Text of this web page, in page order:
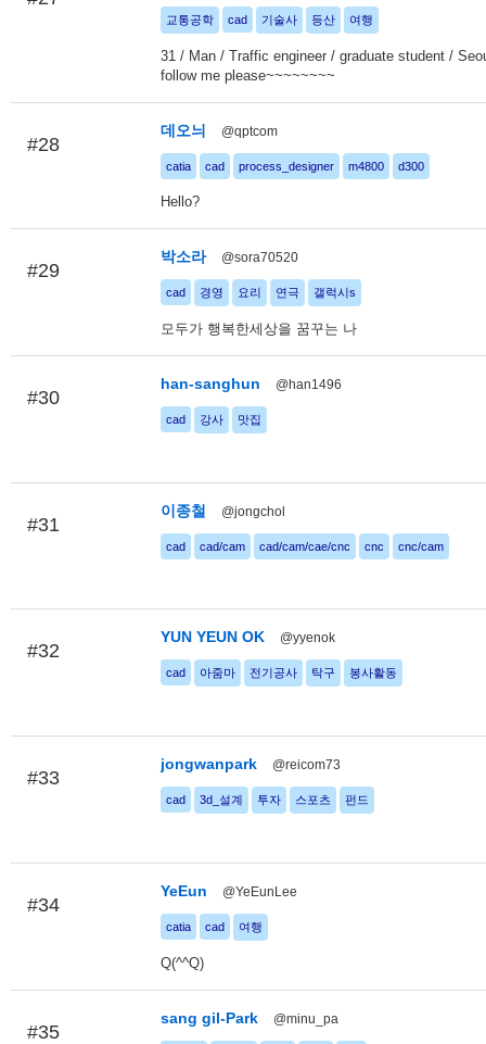
교통공학 cad 기술사 등산 여행
31 / Man / Traffic engineer / graduate student /
follow me please~~~~~~~~
#28
데오늬 @qptcom
catia cad process_designer m4800 d300
Hello?
#29
박소라 @sora70520
cad 경영 요리 연극 갤럭시s
모두가 행복한세상을 꿈꾸는 나
#30
han-sanghun @han1496
cad 강사 맛집
#31
이종철 @jongchol
cad cad/cam cad/cam/cae/cnc cnc cnc/cam
#32
YUN YEUN OK @yyenok
cad 아줌마 전기공사 탁구 봉사활동
#33
jongwanpark @reicom73
cad 3d_설계 투자 스포츠 펀드
#34
YeEun @YeEunLee
catia cad 여행
Q(^^Q)
#35
sang gil-Park @minu_pa